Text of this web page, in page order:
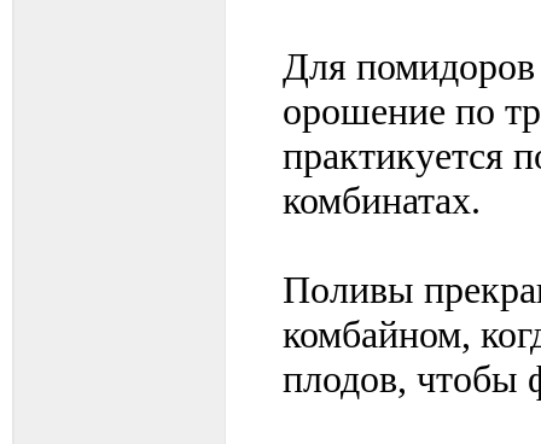
Для
орошение по
практикуется
комбинатах.
Поливы
комбайном,
плодов, чтобы